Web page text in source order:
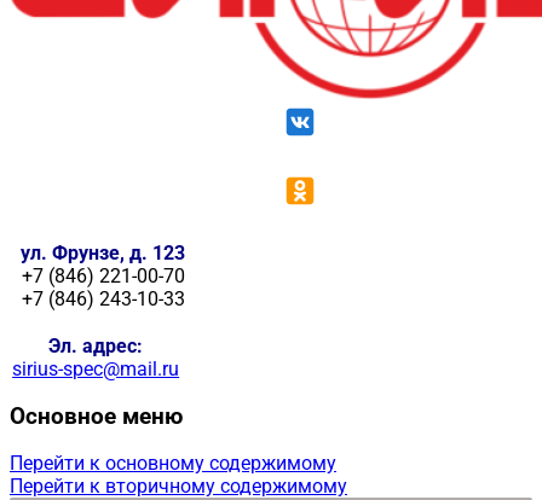
ул. Фрунзе, д. 123
+7 (846) 221-00-70
+7 (846) 243-10-33
Эл. адрес:
sirius-spec@mail.ru
Основное меню
Перейти к основному содержимому
Перейти к вторичному содержимому